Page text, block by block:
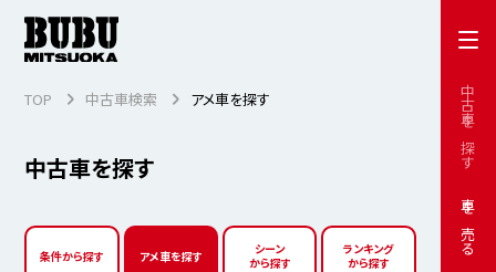
中古車を探す
車を売る
中古車を探す
TOP 中古車検索 アメ車を探す
条件から探す アメ車を探す
シーン
から探す
ランキング
から探す